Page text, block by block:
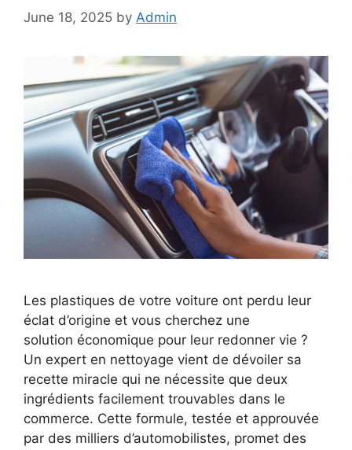
June 18, 2025 by Admin
Les plastiques de votre voiture ont perdu leur
éclat d’origine et vous cherchez une
solution économique pour leur redonner vie ?
Un expert en nettoyage vient de dévoiler sa
recette miracle qui ne nécessite que deux
ingrédients facilement trouvables dans le
commerce. Cette formule, testée et approuvée
par des milliers d’automobilistes, promet des